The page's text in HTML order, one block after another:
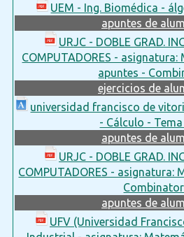
UEM - Ing. Biomédica -
apuntes de
URJC - DOBLE GRAD.
COMPUTADORES -
apuntes -
ejercicios de
universidad francisco de
- Cálculo - Tema
apuntes de
URJC - DOBLE GRAD.
COMPUTADORES - asignatura:
Combinator
apuntes de
UFV (Universidad